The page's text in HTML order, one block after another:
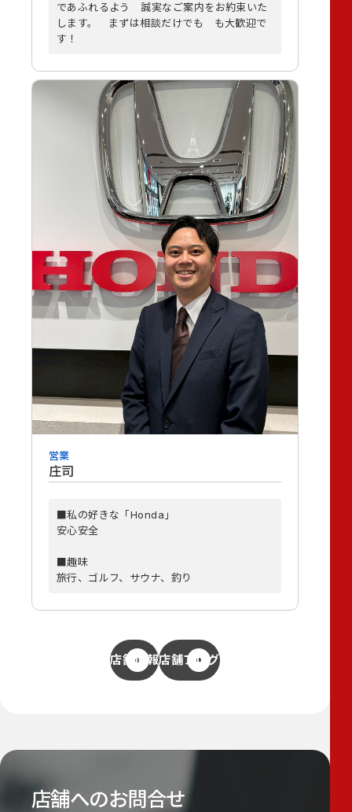
であふれるよう 誠実なご案内をお約束いた
します。 まずは相談だけでも も大歓迎で
す！
営業
庄司
■私の好きな「Honda」
安心安全
■趣味
旅行、ゴルフ、サウナ、釣り
店舗情報店舗ブログ
店舗へのお問合せ